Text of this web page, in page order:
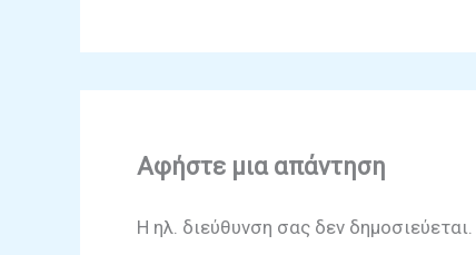
Αφήστε μια απάντηση
Η ηλ. διεύθυνση σας δεν δημοσιεύεται.